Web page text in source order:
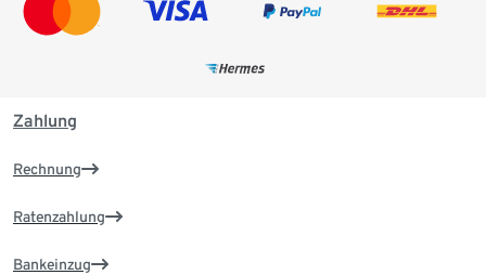
Zahlung
Rechnung
Ratenzahlung
Bankeinzug